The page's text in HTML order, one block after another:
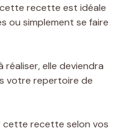
recette est idéale
ou simplement se faire
réaliser, elle deviendra
votre repertoire de
cette recette selon vos